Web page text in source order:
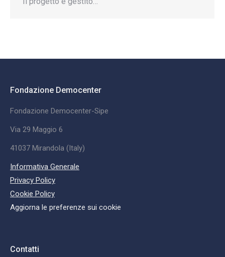
Fondazione Democenter
Fondazione Democenter-Sipe
Via 29 Maggio 6
41037 Mirandola (Italy)
Informativa Generale
Privacy Policy
Cookie Policy
Aggiorna le preferenze sui cookie
Contatti